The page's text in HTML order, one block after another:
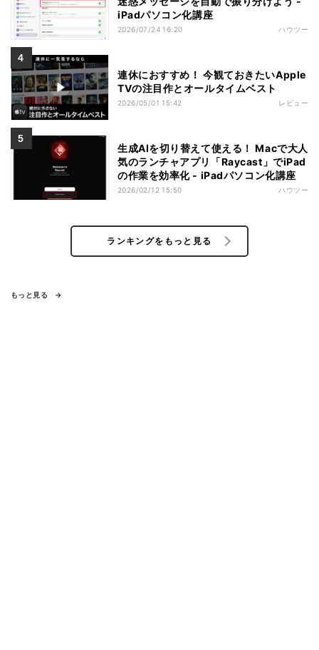
iPadパソコン化講座
2026/07/24 16:20 ハウツー
連休におすすめ！ 今観ておきたいApple
TVの注目作とオールタイムベスト
2026/05/01 15:42 レビュー
生成AIを切り替えて使える！ Macで大人
気のランチャアプリ「Raycast」でiPad
の作業を効率化 - iPadパソコン化講座
2026/02/12 15:50 ハウツー
ランキングをもっと見る
もっと見る